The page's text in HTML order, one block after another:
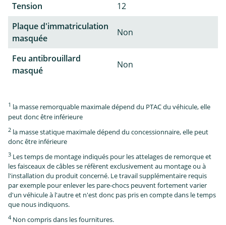
Tension
12
Plaque d'immatriculation
masquée
Non
Feu antibrouillard
masqué
Non
1 la masse remorquable maximale dépend du PTAC du véhicule, elle
peut donc être inférieure
2 la masse statique maximale dépend du concessionnaire, elle peut
donc être inférieure
3 Les temps de montage indiqués pour les attelages de remorque et
les faisceaux de câbles se réfèrent exclusivement au montage ou à
l'installation du produit concerné. Le travail supplémentaire requis
par exemple pour enlever les pare-chocs peuvent fortement varier
d'un véhicule à l'autre et n'est donc pas pris en compte dans le temps
que nous indiquons.
4 Non compris dans les fournitures.